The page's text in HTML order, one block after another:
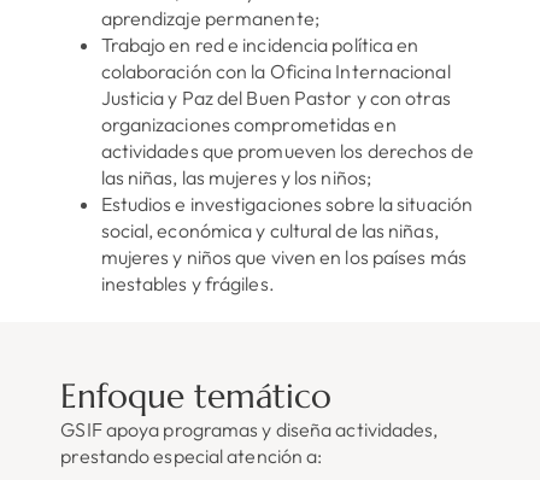
aprendizaje permanente;
Trabajo en red e incidencia política en
colaboración con la Oficina Internacional
Justicia y Paz del Buen Pastor y con otras
organizaciones comprometidas en
actividades que promueven los derechos de
las niñas, las mujeres y los niños;
Estudios e investigaciones sobre la situación
social, económica y cultural de las niñas,
mujeres y niños que viven en los países más
inestables y frágiles.
Enfoque temático
GSIF apoya programas y diseña actividades,
prestando especial atención a: